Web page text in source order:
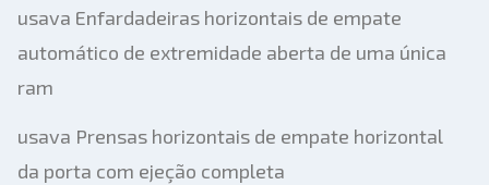
usava Enfardadeiras horizontais de empate
automático de extremidade aberta de uma única
ram
usava Prensas horizontais de empate horizontal
da porta com ejeção completa